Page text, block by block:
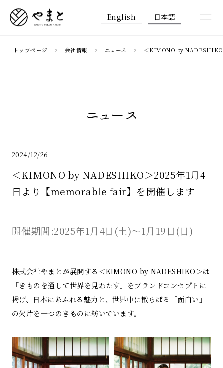
English 日本語
トップページ 会社情報 ニュース ＜KIMONO by NADESHIKO
ニュース
2024/12/26
＜KIMONO by NADESHIKO＞2025年1月4
日より【memorable fair】を開催します
開催期間:2025年1月4日(土)〜1月19日(日)
株式会社やまとが展開する＜KIMONO by NADESHIKO＞は
「きものを通して世界を見わたす」をブランドコンセプトに
掲げ、日本にあふれる魅力と、世界中に散らばる「面白い」
の欠片を一つのきものに紡いでいます。